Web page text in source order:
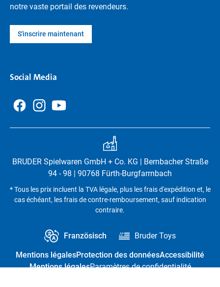
notre vaste portail des revendeurs.
S'inscrire maintenant
Social Media
BRUDER Spielwaren GmbH + Co. KG | Bernbacher Straße
94 - 98 | 90768 Fürth-Burgfarrnbach
* Tous les prix incluent la TVA légale, plus les frais d'expédition et, le
cas échéant, les frais de contre-remboursement, sauf indication
contraire.
Französisch Bruder Toys
Mentions légalesProtection des donnéesAccessibilité
Mentions légalesParamètres de confidentialité